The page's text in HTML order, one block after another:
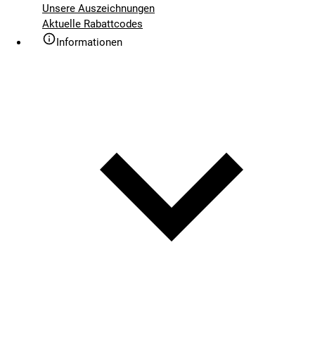
Unsere Auszeichnungen
Aktuelle Rabattcodes
Informationen